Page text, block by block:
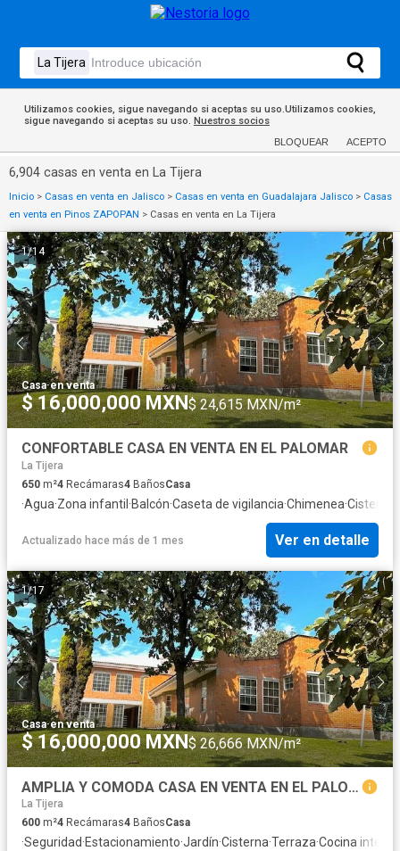
Utilizamos cookies, sigue navegando si aceptas su uso.Utilizamos cookies,
sigue navegando si aceptas su uso. Nuestros socios
BLOQUEAR ACEPTO
6,904 casas en venta en La Tijera
Inicio > Casas en venta en Jalisco > Casas en venta en Guadalajara Jalisco > Casas
en venta en Pinos ZAPOPAN > Casas en venta en La Tijera
1/14
Casa·en venta
$ 16,000,000 MXN$ 24,615 MXN/m²
CONFORTABLE CASA EN VENTA EN EL PALOMAR
La Tijera
650 m²4 Recámaras4 BañosCasa
·Agua·Zona infantil ·Balcón·Caseta de vigilancia·Chimenea·Cisterna
Actualizado hace más de 1 mes Ver en detalle
1/17
Casa·en venta
$ 16,000,000 MXN$ 26,666 MXN/m²
AMPLIA Y COMODA CASA EN VENTA EN EL PALOMAR
La Tijera
600 m²4 Recámaras4 BañosCasa
·Seguridad·Estacionamiento·Jardín·Cisterna·Terraza·Cocina